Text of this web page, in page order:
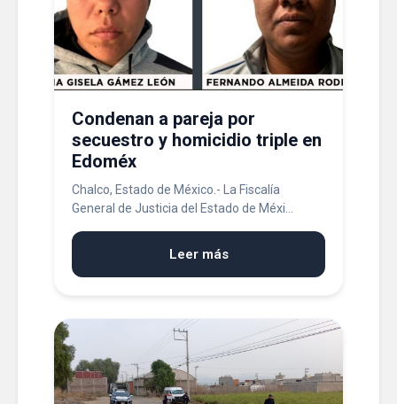
Condenan a pareja por
secuestro y homicidio triple en
Edoméx
Chalco, Estado de México.- La Fiscalía
General de Justicia del Estado de Méxi...
Leer más